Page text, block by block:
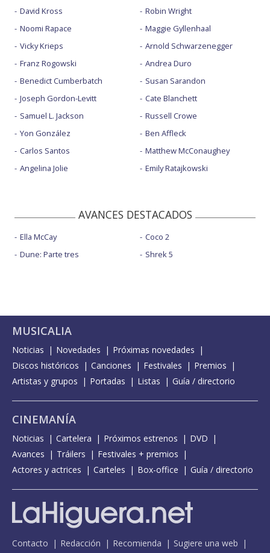
David Kross
Noomi Rapace
Vicky Krieps
Franz Rogowski
Benedict Cumberbatch
Joseph Gordon-Levitt
Samuel L. Jackson
Yon González
Carlos Santos
Angelina Jolie
Robin Wright
Maggie Gyllenhaal
Arnold Schwarzenegger
Andrea Duro
Susan Sarandon
Cate Blanchett
Russell Crowe
Ben Affleck
Matthew McConaughey
Emily Ratajkowski
AVANCES DESTACADOS
Ella McCay
Dune: Parte tres
Coco 2
Shrek 5
MUSICALIA
Noticias Novedades
Próximas novedades
Discos históricos
Canciones Festivales
Premios
Artistas y grupos
Portadas Listas Guía / directorio
CINEMANÍA
Noticias Cartelera Próximos estrenos
DVD
Avances
Tráilers
Festivales + premios
Actores y actrices
Carteles Box-office Guía / directorio
Contacto Redacción Recomienda
Sugiere una web